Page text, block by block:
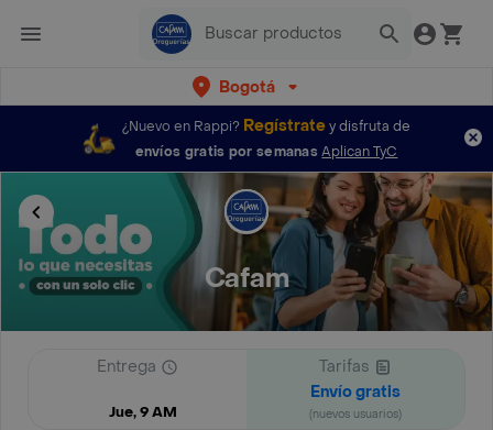
Bogotá
¿Nuevo en Rappi? Regístratey disfruta de
envíos gratis por semanas Aplican TyC
Cafam
Entrega
Jue, 9 AM
Tarifas
Envío gratis
(nuevos usuarios)